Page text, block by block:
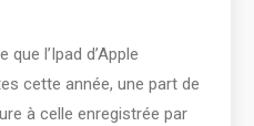
l’Ipad d’Apple
cette année, une part de
à celle enregistrée par